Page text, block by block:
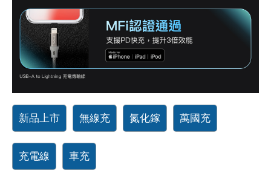
新品上市 無線充 氮化鎵 萬國充
充電線 車充